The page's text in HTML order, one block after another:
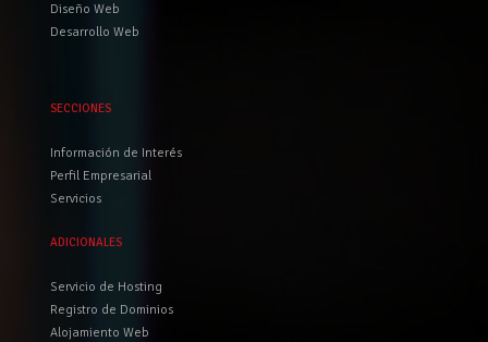
Diseño Web
Desarrollo Web
SECCIONES
Información de Interés
Perfil Empresarial
Servicios
ADICIONALES
Servicio de Hosting
Registro de Dominios
Alojamiento Web